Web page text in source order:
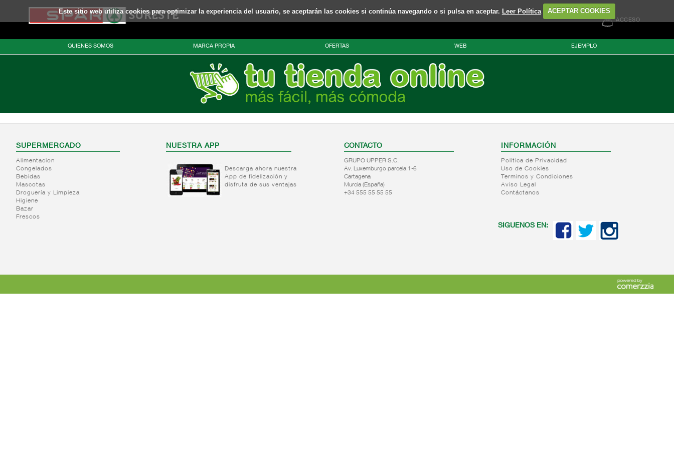
Este sitio web utiliza cookies para optimizar la experiencia del usuario, se aceptarán las cookies si continúa navegando o si pulsa en aceptar. Leer Política ACEPTAR COOKIES
ACCESO
QUIENES SOMOS MARCA PROPIA OFERTAS WEB EJEMPLO
SUPERMERCADO
Alimentacion
Congelados
Bebidas
Mascotas
Droguería y Limpieza
Higiene
Bazar
Frescos
NUESTRA APP
Descarga ahora nuestra
App de fidelización y
disfruta de sus ventajas
CONTACTO
GRUPO UPPER S.C.
Av. Luxemburgo parcela 1-6
Cartagena
Murcia (España)
+34 555 55 55 55
INFORMACIÓN
Política de Privacidad
Uso de Cookies
Terminos y Condiciones
Aviso Legal
Contáctanos
SIGUENOS EN: